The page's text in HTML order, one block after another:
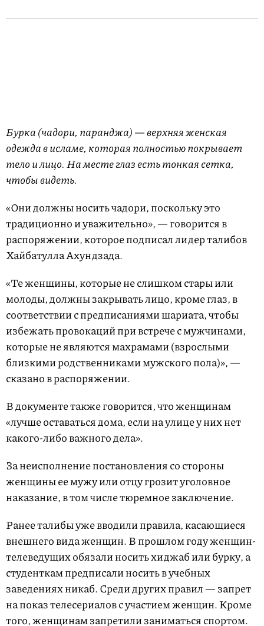
Бурка (чадори, паранджа) — верхняя женская
одежда в исламе, которая полностью покрывает
тело и лицо. На месте глаз есть тонкая сетка,
чтобы видеть.
«Они должны носить чадори, поскольку это
традиционно и уважительно», — говорится в
распоряжении, которое подписал лидер талибов
Хайбатулла Ахундзада.
«Те женщины, которые не слишком стары или
молоды, должны закрывать лицо, кроме глаз, в
соответствии с предписаниями шариата, чтобы
избежать провокаций при встрече с мужчинами,
которые не являются махрамами (взрослыми
близкими родственниками мужского пола)», —
сказано в распоряжении.
В документе также говорится, что женщинам
«лучше оставаться дома, если на улице у них нет
какого-либо важного дела».
За неисполнение постановления со стороны
женщины ее мужу или отцу грозит уголовное
наказание, в том числе тюремное заключение.
Ранее талибы уже вводили правила, касающиеся
внешнего вида женщин. В прошлом году женщин-
телеведущих обязали носить хиджаб или бурку, а
студенткам предписали носить в учебных
заведениях никаб. Среди других правил — запрет
на показ телесериалов с участием женщин. Кроме
того, женщинам запретили заниматься спортом.